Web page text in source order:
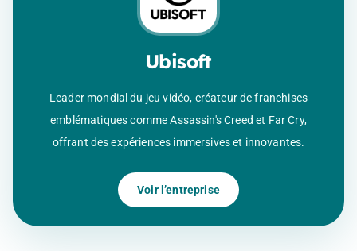
Ubisoft
Leader mondial du jeu vidéo, créateur de franchises
emblématiques comme Assassin's Creed et Far Cry,
offrant des expériences immersives et innovantes.
Voir l’entreprise